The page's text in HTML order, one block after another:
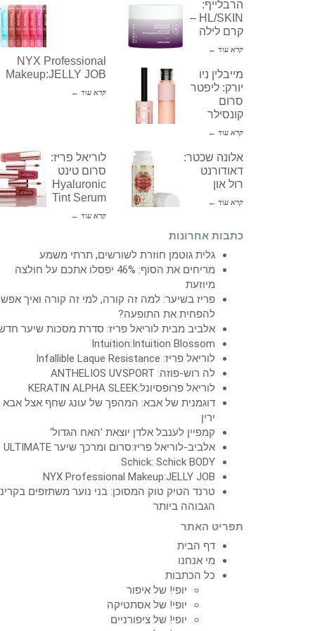
NYX Professional
Makeup:JELLY JOB
קרא עוד ←
הרבלייף:
HL/SKIN –
קרם לילה
קרא עוד ←
מייבלין ניו
יורק: ליפטר
סרום
קונסילר
קרא עוד ←
לוריאל פריז:
סרום טינט
Hyaluronic
Tint Serum
קרא עוד ←
אלונה שכטר:
דאודורנט
רול און
קרא עוד ←
כתבות אחרונות
גלית גוטמן חוזרת לשורשים, תרתי משמע
מריחים את הסוף: 46% יפסלו אתכם על חולצה
מיוזעת
פריז בשיער: למה זה קורה, למי זה קורה ואיך
להפחית את התופעה?
אלביב מבית לוריאל פריז: סדרת מסכות שיער
Intuition:Intuition Blossom
לוריאל פריז: Infallible Laque Resistance
לה רוש-פוזה: ANTHELIOS UVSPORT
לוריאל פרופסיונל:KERATIN ALPHA SLEEK
דוגמנית של אבא: המהפך של עונג שחף אצל אבא
ירין
קמפיין לענבל אלדן יוצאת 'האח הגדול'
אלביב-לוריאל פריז:סרום ומרכך שיער ULTIMATE
Schick: Schick BODY
NYX Professional Makeup:JELLY JOB
טרנד הטיק טוק המסוכן: בני נוער משתזפים
הגבוהה ביותר
תפריט האתר
דף הבית
מי אנחנו
כל הכתבות
יופי! של איפור
יופי! של אסתטיקה
יופי! של ציפורניים